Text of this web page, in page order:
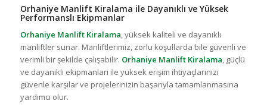
Orhaniye Manlift Kiralama ile Dayanıklı ve Yüksek
Performanslı Ekipmanlar
Orhaniye Manlift Kiralama, yüksek kaliteli ve dayanıklı
manliftler sunar. Manliftlerimiz, zorlu koşullarda bile güvenli ve
verimli bir şekilde çalışabilir. Orhaniye Manlift Kiralama, güçlü
ve dayanıklı ekipmanları ile yüksek erişim ihtiyaçlarınızı
güvenle karşılar ve projelerinizin başarıyla tamamlanmasına
yardımcı olur.